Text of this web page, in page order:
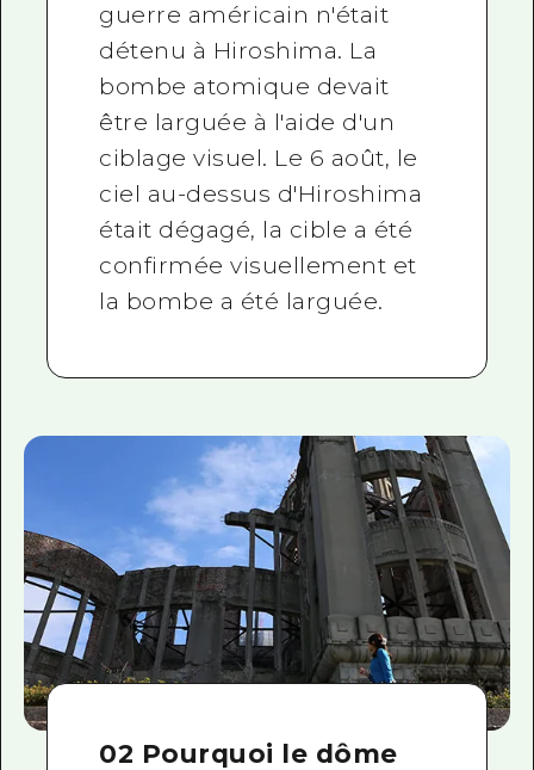
guerre américain n'était
détenu à Hiroshima. La
bombe atomique devait
être larguée à l'aide d'un
ciblage visuel. Le 6 août, le
ciel au-dessus d'Hiroshima
était dégagé, la cible a été
confirmée visuellement et
la bombe a été larguée.
02 Pourquoi le dôme